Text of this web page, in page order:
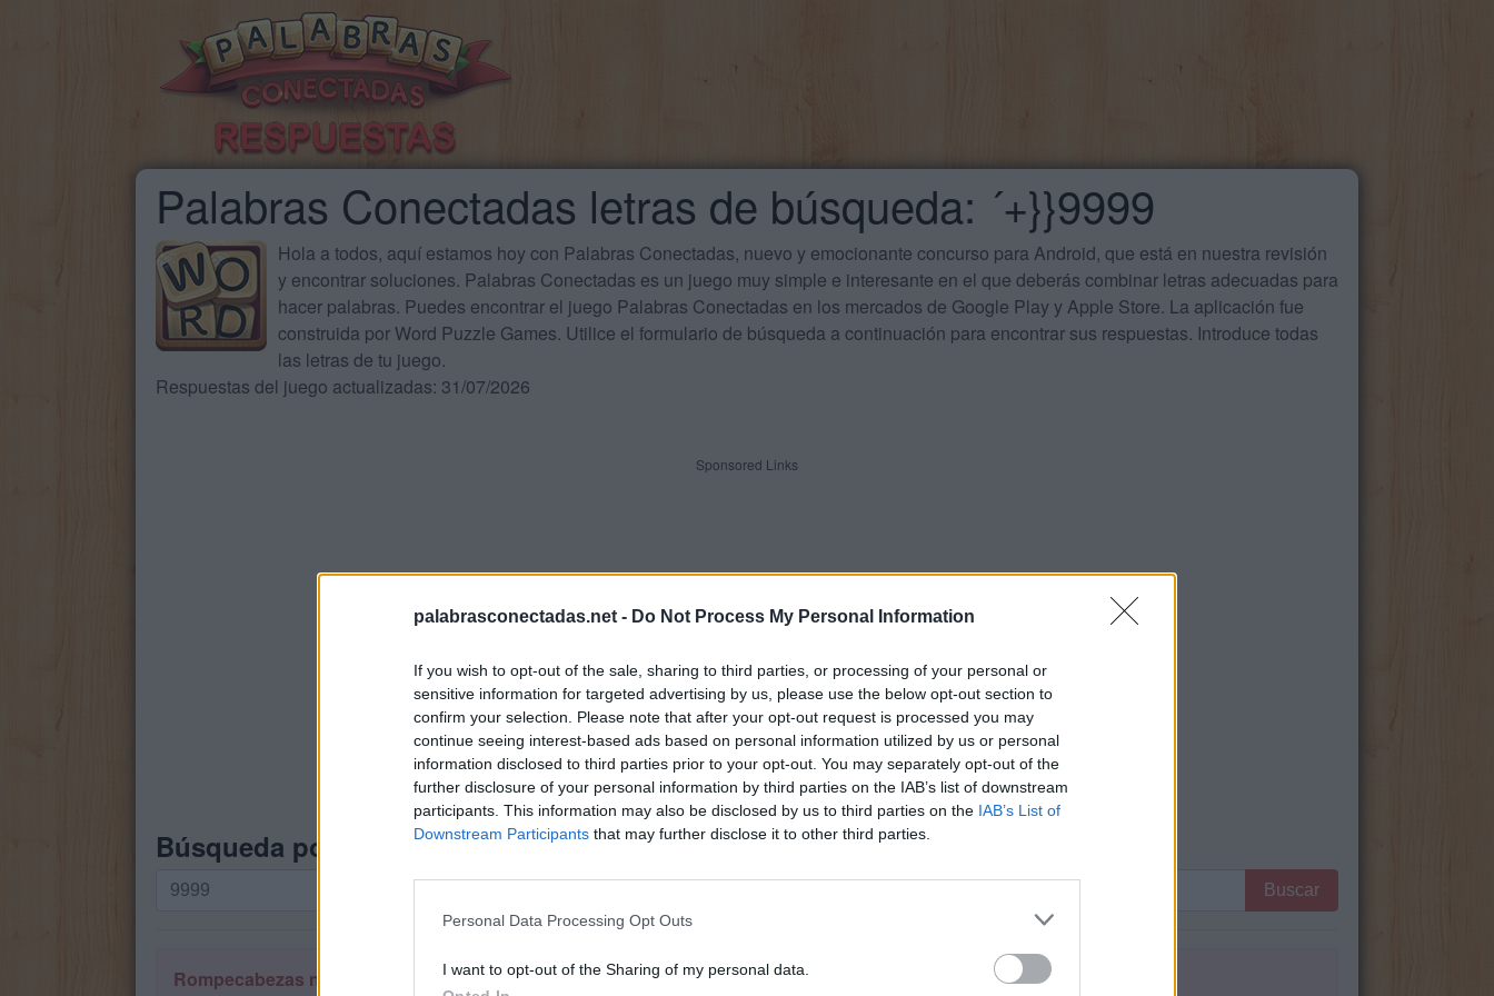
palabrasconectadas.net - Do Not Process My Personal Information
If you wish to opt-out of the sale, sharing to third parties, or processing of your personal or
sensitive information for targeted advertising by us, please use the below opt-out section to
confirm your selection. Please note that after your opt-out request is processed you may
continue seeing interest-based ads based on personal information utilized by us or personal
information disclosed to third parties prior to your opt-out. You may separately opt-out of the
further disclosure of your personal information by third parties on the IAB’s list of downstream
participants. This information may also be disclosed by us to third parties on the IAB’s List of
Downstream Participants that may further disclose it to other third parties.
Personal Data Processing Opt Outs
I want to opt-out of the Sharing of my personal data.
Palabras Conectadas letras de búsqueda: ´+}}9999
Hola a todos, aquí estamos hoy con Palabras Conectadas, nuevo y emocionante concurso para Android, que está en nuestra revisión
y encontrar soluciones. Palabras Conectadas es un juego muy simple e interesante en el que deberás combinar letras adecuadas para
hacer palabras. Puedes encontrar el juego Palabras Conectadas en los mercados de Google Play y Apple Store. La aplicación fue
construida por Word Puzzle Games. Utilice el formulario de búsqueda a continuación para encontrar sus respuestas. Introduce todas
las letras de tu juego.
Respuestas del juego actualizadas: 31/07/2026
Sponsored Links
Búsqueda por letras. Introduce todas las letras del rompecabezas:
Búsqueda
todas
Buscar
Rompecabezas no encontrado.